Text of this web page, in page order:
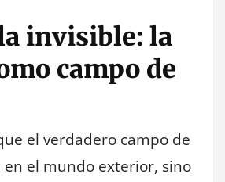
invisible: la
campo de
el verdadero campo de
en el mundo exterior, sino